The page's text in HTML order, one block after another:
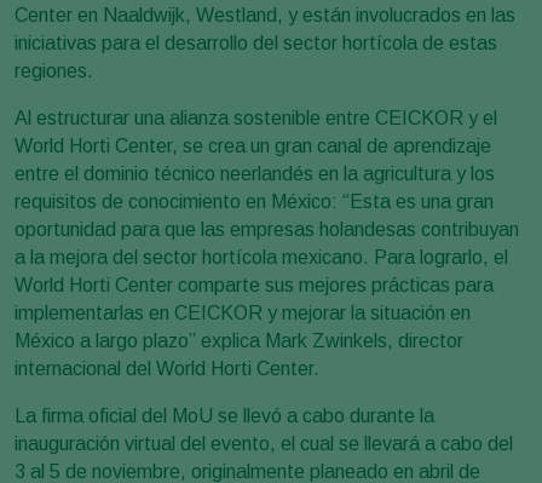
Center en Naaldwijk, Westland, y están involucrados en las
iniciativas para el desarrollo del sector hortícola de estas
regiones.
Al estructurar una alianza sostenible entre CEICKOR y el
World Horti Center, se crea un gran canal de aprendizaje
entre el dominio técnico neerlandés en la agricultura y los
requisitos de conocimiento en México: “Esta es una gran
oportunidad para que las empresas holandesas contribuyan
a la mejora del sector hortícola mexicano. Para lograrlo, el
World Horti Center comparte sus mejores prácticas para
implementarlas en CEICKOR y mejorar la situación en
México a largo plazo” explica Mark Zwinkels, director
internacional del World Horti Center.
La firma oficial del MoU se llevó a cabo durante la
inauguración virtual del evento, el cual se llevará a cabo del
3 al 5 de noviembre, originalmente planeado en abril de